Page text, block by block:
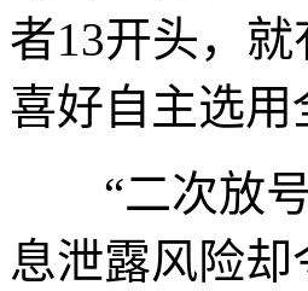
者13开头，
喜好自主选
“二次放号”
息泄露风险